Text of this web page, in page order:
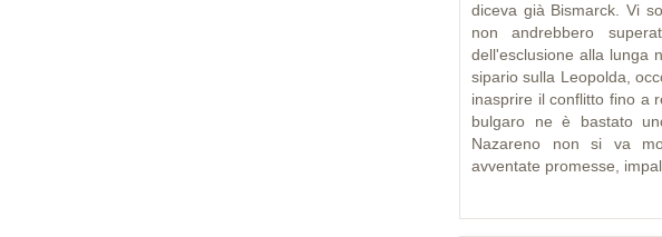
diceva già Bismarck. Vi
non andrebbero
dell'esclusione alla lunga
sipario sulla Leopolda,
inasprire il conflitto fino a
bulgaro ne è bastato
Nazareno non si va
avventate promesse,